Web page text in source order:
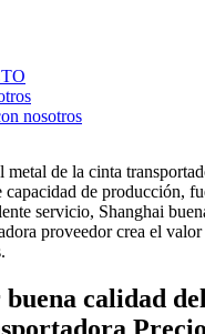
nosotros
metal de la cinta
de producción,
servicio, Shanghai
proveedor crea el
calidad